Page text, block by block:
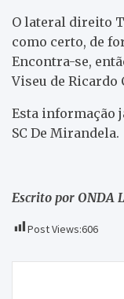
O lateral direito
como certo, de
Encontra-se,
Viseu de Ricardo
Esta informação
SC De Mirandela.
Escrito por ONDA
Post Views:606